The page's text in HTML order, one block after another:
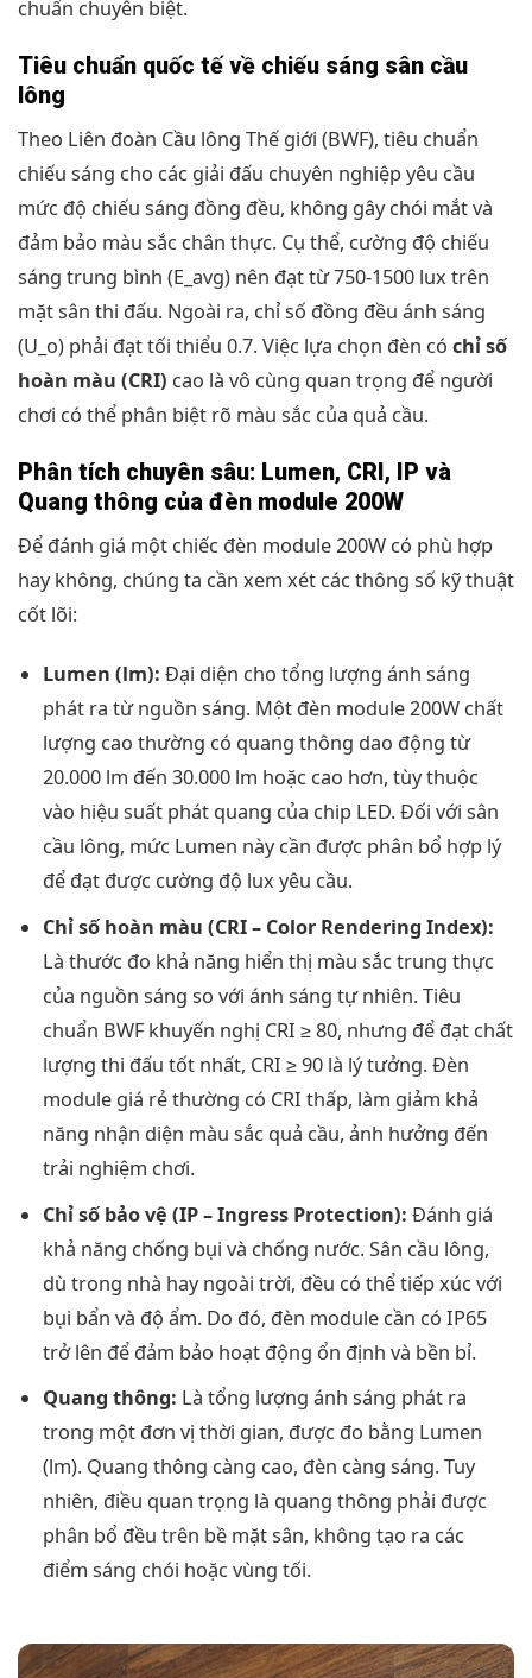
chuẩn chuyên biệt.
Tiêu chuẩn quốc tế về chiếu sáng sân cầu
lông
Theo Liên đoàn Cầu lông Thế giới (BWF), tiêu chuẩn
chiếu sáng cho các giải đấu chuyên nghiệp yêu cầu
mức độ chiếu sáng đồng đều, không gây chói mắt và
đảm bảo màu sắc chân thực. Cụ thể, cường độ chiếu
sáng trung bình (E_avg) nên đạt từ 750-1500 lux trên
mặt sân thi đấu. Ngoài ra, chỉ số đồng đều ánh sáng
(U_o) phải đạt tối thiểu 0.7. Việc lựa chọn đèn có chỉ số
hoàn màu (CRI) cao là vô cùng quan trọng để người
chơi có thể phân biệt rõ màu sắc của quả cầu.
Phân tích chuyên sâu: Lumen, CRI, IP và
Quang thông của đèn module 200W
Để đánh giá một chiếc đèn module 200W có phù hợp
hay không, chúng ta cần xem xét các thông số kỹ thuật
cốt lõi:
Lumen (lm): Đại diện cho tổng lượng ánh sáng
phát ra từ nguồn sáng. Một đèn module 200W chất
lượng cao thường có quang thông dao động từ
20.000 lm đến 30.000 lm hoặc cao hơn, tùy thuộc
vào hiệu suất phát quang của chip LED. Đối với sân
cầu lông, mức Lumen này cần được phân bổ hợp lý
để đạt được cường độ lux yêu cầu.
Chỉ số hoàn màu (CRI – Color Rendering Index):
Là thước đo khả năng hiển thị màu sắc trung thực
của nguồn sáng so với ánh sáng tự nhiên. Tiêu
chuẩn BWF khuyến nghị CRI ≥ 80, nhưng để đạt chất
lượng thi đấu tốt nhất, CRI ≥ 90 là lý tưởng. Đèn
module giá rẻ thường có CRI thấp, làm giảm khả
năng nhận diện màu sắc quả cầu, ảnh hưởng đến
trải nghiệm chơi.
Chỉ số bảo vệ (IP – Ingress Protection): Đánh giá
khả năng chống bụi và chống nước. Sân cầu lông,
dù trong nhà hay ngoài trời, đều có thể tiếp xúc với
bụi bẩn và độ ẩm. Do đó, đèn module cần có IP65
trở lên để đảm bảo hoạt động ổn định và bền bỉ.
Quang thông: Là tổng lượng ánh sáng phát ra
trong một đơn vị thời gian, được đo bằng Lumen
(lm). Quang thông càng cao, đèn càng sáng. Tuy
nhiên, điều quan trọng là quang thông phải được
phân bổ đều trên bề mặt sân, không tạo ra các
điểm sáng chói hoặc vùng tối.